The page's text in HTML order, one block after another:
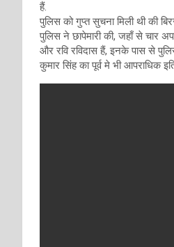
हैं.
पुलिस को गुप्त सुचना मिली थी की
पुलिस ने छापेमारी की, जहाँ से चार
और रवि रविदास हैं, इनके पास से
कुमार सिंह का पूर्व मे भी आपराधिक